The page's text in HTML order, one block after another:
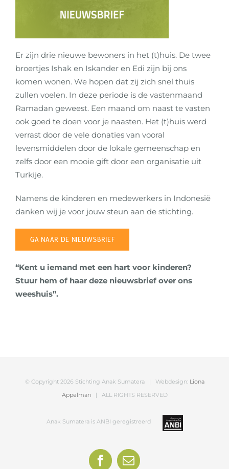
Er zijn drie nieuwe bewoners in het (t)huis. De twee
broertjes Ishak en Iskander en Edi zijn bij ons
komen wonen. We hopen dat zij zich snel thuis
zullen voelen. In deze periode is de vastenmaand
Ramadan geweest. Een maand om naast te vasten
ook goed te doen voor je naasten. Het (t)huis werd
verrast door de vele donaties van vooral
levensmiddelen door de lokale gemeenschap en
zelfs door een mooie gift door een organisatie uit
Turkije.
Namens de kinderen en medewerkers in Indonesië
danken wij je voor jouw steun aan de stichting.
GA NAAR DE NIEUWSBRIEF
“Kent u iemand met een hart voor kinderen?
Stuur hem of haar deze nieuwsbrief over ons
weeshuis”.
© Copyright 2026 Stichting Anak Sumatera | Webdesign: Liona
Appelman| ALL RIGHTS RESERVED
Anak Sumatera is ANBI geregistreerd
Facebook
E-